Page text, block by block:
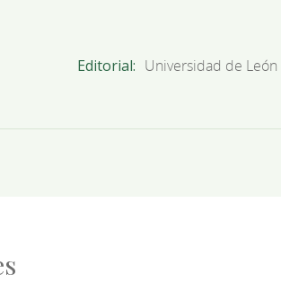
Editorial
Universidad de León